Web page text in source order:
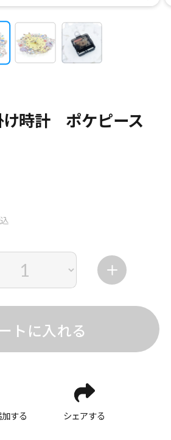
け時計 ポケピース
トに入れる
する シェアする